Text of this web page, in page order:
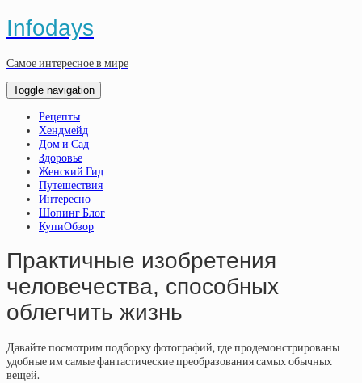
Infodays
Самое интересное в мире
Toggle navigation
Рецепты
Хендмейд
Дом и Сад
Здоровье
Женский Гид
Путешествия
Интересно
Шопинг Блог
КупиОбзор
Практичные изобретения
человечества, способных
облегчить жизнь
Давайте посмотрим подборку фотографий, где продемонстрированы
удобные им самые фантастические преобразования самых обычных
вещей.